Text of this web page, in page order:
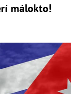
málokto!